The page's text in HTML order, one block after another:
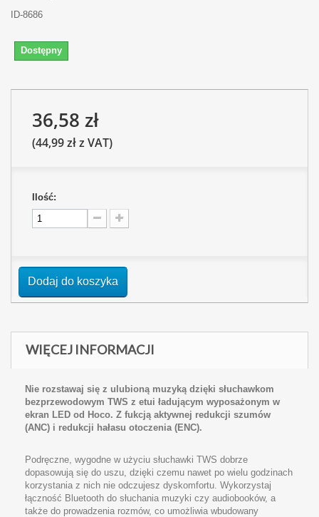
ID-8686
Dostępny
36,58 zł
(44,99 zł z VAT)
Ilość:
Dodaj do koszyka
WIĘCEJ INFORMACJI
Nie rozstawaj się z ulubioną muzyką dzięki słuchawkom
bezprzewodowym TWS z etui ładującym wyposażonym w
ekran LED od Hoco. Z fukcją aktywnej redukcji szumów
(ANC) i redukcji hałasu otoczenia (ENC).
Podręczne, wygodne w użyciu słuchawki TWS dobrze
dopasowują się do uszu, dzięki czemu nawet po wielu godzinach
korzystania z nich nie odczujesz dyskomfortu. Wykorzystaj
łączność Bluetooth do słuchania muzyki czy audiobooków, a
także do prowadzenia rozmów, co umożliwia wbudowany